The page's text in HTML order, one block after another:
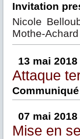
Invitation
Nicole
Mothe-
13 mai 2018
Attaque
07 mai 2018
Mise en